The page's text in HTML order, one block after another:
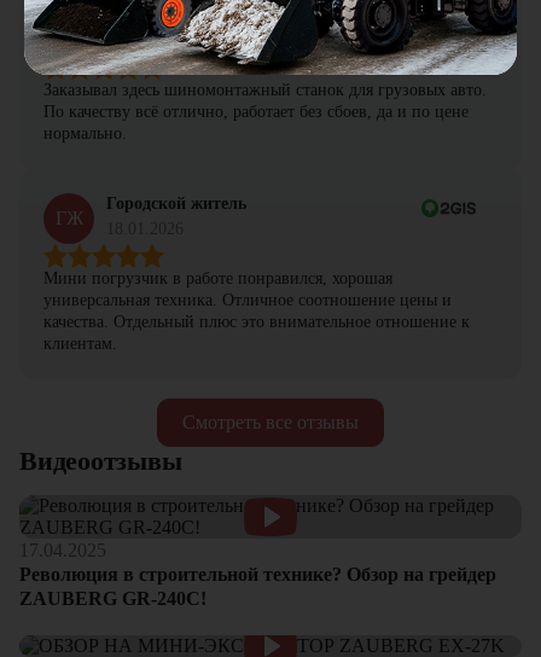
Смотреть все отзывы
ПА
Петр Артамонов
19.01.2026
Заказывал здесь шиномонтажный станок для грузовых авто.
По качеству всё отлично, работает без сбоев, да и по цене
нормально.
ГЖ
Городской житель
Мини погрузчик в работе понравился, хорошая
универсальная техника. Отличное соотношение цены и
качества. Отдельный плюс это внимательное отношение к
клиентам.
Видеоотзывы
17.04.2025
Революция в строительной технике? Обзор на грейдер
ZAUBERG GR-240C!